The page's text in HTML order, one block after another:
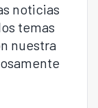
noticias
temas
nuestra